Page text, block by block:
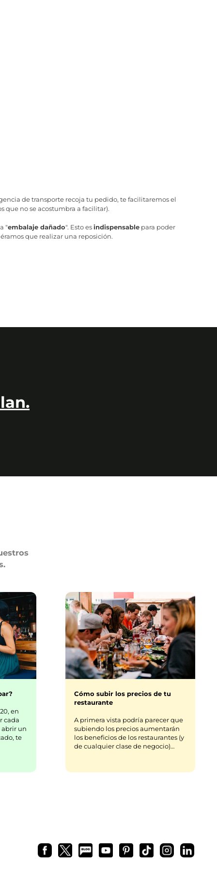
de transporte recoja tu pedido, te facilitaremos el
que no se acostumbra a facilitar).
"embalaje dañado". Esto esindispensablepara poder
que realizar una reposición.
en
cada
abrir un
te
Cómo subir los precios de tu
restaurante
A primera vista podría parecer que
subiendo los precios aumentarán
los beneficios de los restaurantes (y
de cualquier clase de negocio)…